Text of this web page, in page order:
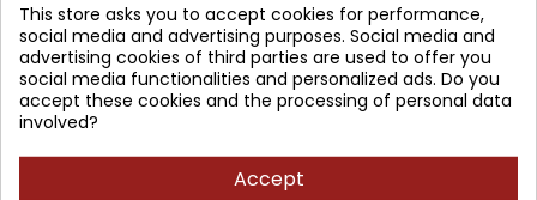
This store asks you to accept cookies for performance,
social media and advertising purposes. Social media and
advertising cookies of third parties are used to offer you
social media functionalities and personalized ads. Do you
accept these cookies and the processing of personal data
involved?
Accept